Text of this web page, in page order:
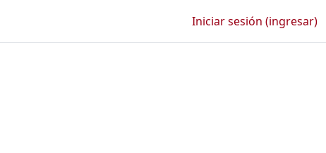
Iniciar sesión (ingresar)